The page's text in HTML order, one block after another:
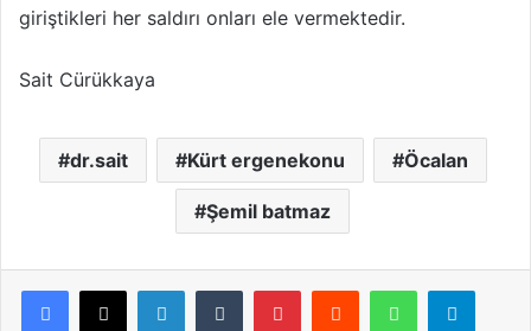
giriştikleri her saldırı onları ele vermektedir.
Sait Cürükkaya
dr.sait Kürt ergenekonu Öcalan
Şemil batmaz
WhatsApp